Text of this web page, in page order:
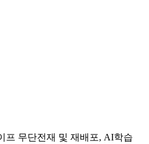
무단전재 및 재배포, AI학습